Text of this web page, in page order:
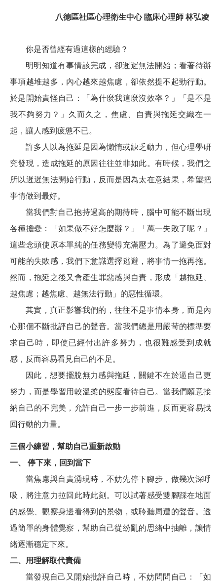
八德區社區心理衛生中心 臨床心理師 林弘凌
你是否曾經有過這樣的經驗？
明明知道有事情該完成，卻遲遲無法開始；看著待辦
事項越堆越多，內心越來越焦慮，卻依然提不起勁行動。
於是開始責怪自己：「為什麼我這麼沒效率？」「是不是
我不夠努力？」久而久之，焦慮、自責與拖延交織在一
起，讓人感到疲憊不已。
許多人以為拖延是因為懶惰或缺乏動力，但心理學研
究發現，造成拖延的原因往往並非如此。有時候，我們之
所以遲遲無法開始行動，反而是因為太在意結果，希望把
事情做到最好。
當我們對自己抱持過高的期待時，腦中可能不斷出現
各種擔憂：「如果做不好怎麼辦？」「萬一失敗了呢？」
這些念頭使原本單純的任務變得充滿壓力。為了避免面對
可能的失敗感，我們下意識選擇逃避，將事情一拖再拖。
然而，拖延之後又會產生罪惡感與自責，形成「越拖延、
越焦慮；越焦慮、越無法行動」的惡性循環。
其實，真正影響我們的，往往不是事情本身，而是內
心那個不斷批評自己的聲音。當我們總是用嚴苛的標準要
求自己時，即使已經付出許多努力，也很難感受到成就
感，反而容易看見自己的不足。
因此，想要擺脫無力感與拖延，關鍵不在於逼自己更
努力，而是學習用較溫柔的態度看待自己。當我們願意接
納自己的不完美，允許自己一步一步前進，反而更容易找
回行動的力量。
三個小練習，幫助自己重新啟動
一、 停下來，回到當下
當焦慮與自責湧現時，不妨先停下腳步，做幾次深呼
吸，將注意力拉回此時此刻。可以試著感受雙腳踩在地面
的感覺、觀察身邊看得到的景物，或聆聽周遭的聲音。透
過簡單的身體覺察，幫助自己從紛亂的思緒中抽離，讓情
緒逐漸穩定下來。
二、用理解取代責備
當發現自己又開始批評自己時，不妨問問自己：「如